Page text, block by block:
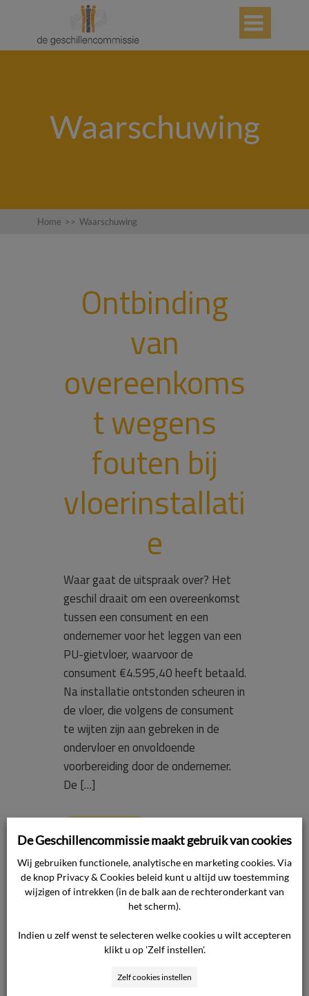

Waarschuwing
Home >> Waarschuwing
Ontbinding
van
overeenkoms
t wegens
fouten bij
vloerinstallati
e
Waar gaat de uitspraak over? Het
geschil draait om een overeenkomst
tussen een consument en een
ondernemer voor het leggen van een
PU-gietvloer, waarvoor de
consument €4.595,40 heeft betaald.
Na installatie ontstonden scheuren in
de vloer, die volgens de consument
te wijten zijn aan gebreken in de
ondervloer en onvoldoende
voorbereiding door de ondernemer.
De […]
Lees verder
 3 juli 2024
De Geschillencommissie maakt gebruik van cookies
Wij gebruiken functionele, analytische en marketing cookies. Via
de knop Privacy & Cookies beleid kunt u altijd uw toestemming
wijzigen of intrekken (in de balk aan de rechteronderkant van
het scherm).
Indien u zelf wenst te selecteren welke cookies u wilt accepteren
klikt u op 'Zelf instellen'.
Zelf cookies instellen